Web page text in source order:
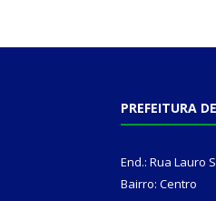
PREFEITURA
End.: Rua Lauro
Bairro: Centro